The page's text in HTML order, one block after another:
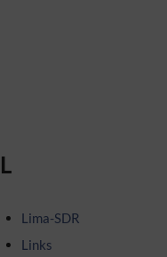
L
Lima-SDR
Links